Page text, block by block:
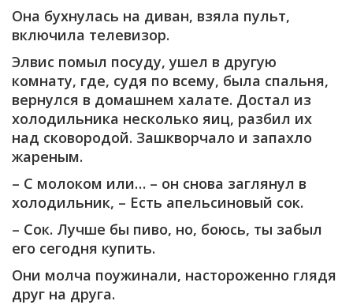
Она бухнулась на диван, взяла пульт,
включила телевизор.
Элвис помыл посуду, ушел в другую
комнату, где, судя по всему, была спальня,
вернулся в домашнем халате. Достал из
холодильника несколько яиц, разбил их
над сковородой. Зашкворчало и запахло
жареным.
– С молоком или… – он снова заглянул в
холодильник, – Есть апельсиновый сок.
– Сок. Лучше бы пиво, но, боюсь, ты забыл
его сегодня купить.
Они молча поужинали, настороженно глядя
друг на друга.